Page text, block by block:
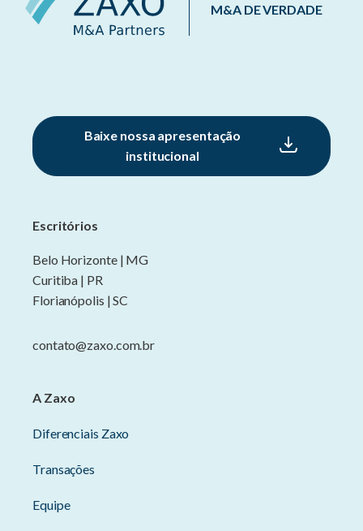
M&A DE VERDADE
Baixe nossa apresentação
institucional
Escritórios
Belo Horizonte | MG
Curitiba | PR
Florianópolis | SC
contato@zaxo.com.br
A Zaxo
Diferenciais Zaxo
Transações
Equipe